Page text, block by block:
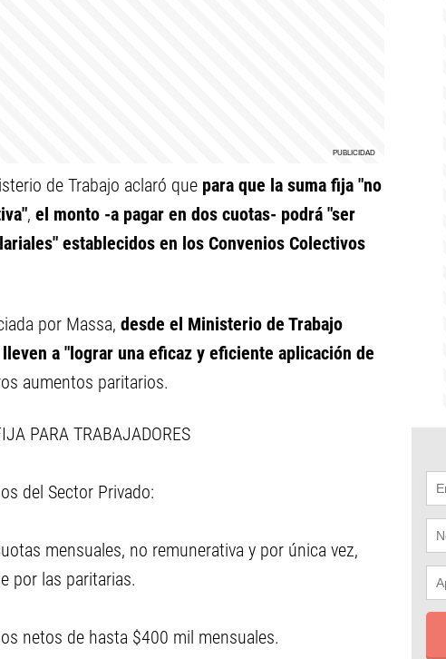
de Trabajo aclaró que para que la suma fija "no
, el monto -a pagar en dos cuotas- podrá "ser
establecidos en los Convenios Colectivos
por Massa, desde el Ministerio de Trabajo
a "lograr una eficaz y eficiente aplicación de
aumentos paritarios.
PARA TRABAJADORES
del Sector Privado:
mensuales, no remunerativa y por única vez,
por las paritarias.
netos de hasta $400 mil mensuales.